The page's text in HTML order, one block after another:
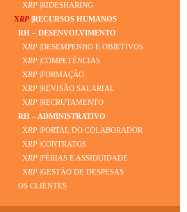
XRP |RIDESHARING
XRP |RECURSOS HUMANOS
RH – DESENVOLVIMENTO
XRP |DESEMPENHO E OBJETIVOS
XRP |COMPETÊNCIAS
XRP |FORMAÇÃO
XRP |REVISÃO SALARIAL
XRP |RECRUTAMENTO
RH – ADMINISTRATIVO
XRP |PORTAL DO COLABORADOR
XRP |CONTRATOS
XRP |FÉRIAS E ASSIDUIDADE
XRP |GESTÃO DE DESPESAS
OS CLIENTES